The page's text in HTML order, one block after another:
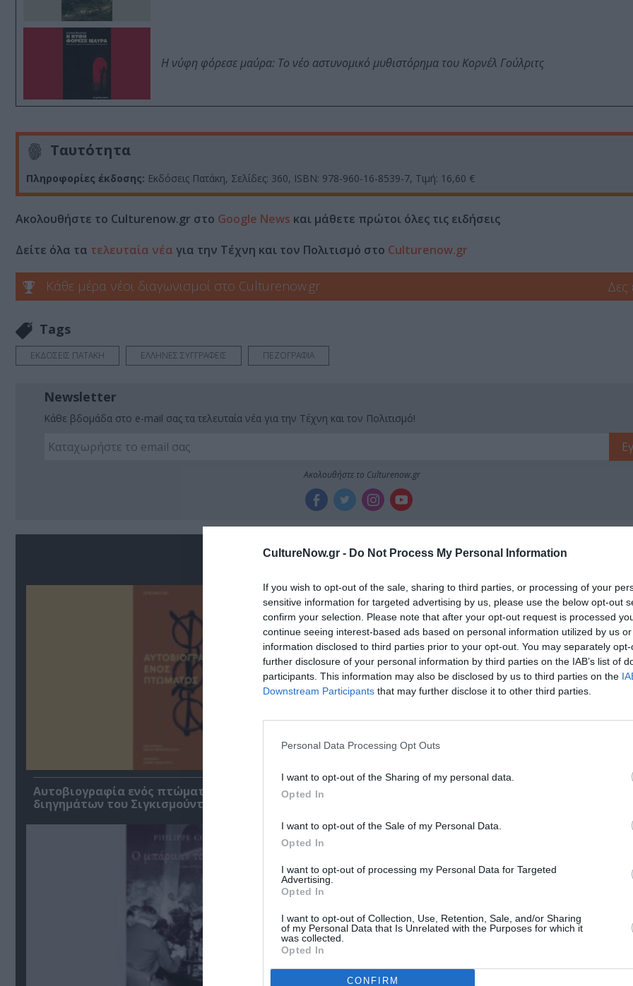
CultureNow.gr - Do Not Process My Personal Information
If you wish to opt-out of the sale, sharing to third parties, or processing of your
sensitive information for targeted advertising by us, please use the below opt-out
confirm your selection. Please note that after your opt-out request is processed
continue seeing interest-based ads based on personal information utilized by us
information disclosed to third parties prior to your opt-out. You may separately
further disclosure of your personal information by third parties on the IAB’s list of
participants. This information may also be disclosed by us to third parties on the
Downstream Participants that may further disclose it to other third parties.
Personal Data Processing Opt Outs
I want to opt-out of the Sharing of my personal data.
Opted In
I want to opt-out of the Sale of my Personal Data.
Opted In
I want to opt-out of processing my Personal Data for Targeted
Advertising.
Opted In
I want to opt-out of Collection, Use, Retention, Sale, and/or Sharing
of my Personal Data that Is Unrelated with the Purposes for which it
was collected.
Opted In
CONFIRM
Η νύφη φόρεσε μαύρα: Το νέο αστυνομικό μυθιστόρημα του Κορνέλ Γούλριτς
Ταυτότητα
Πληροφορίες έκδοσης: Εκδόσεις Πατάκη, Σελίδες: 360, ISBN: 978-960-16-8539-7, Τιμή: 16,60 €
Ακολουθήστε το Culturenow.gr στο Google News και μάθετε πρώτοι όλες τις ειδήσεις
Δείτε όλα τα τελευταία νέα για την Τέχνη και τον Πολιτισμό στο Culturenow.gr
Κάθε μέρα νέοι διαγωνισμοί στο Culturenow.gr
Tags
ΕΚΔΟΣΕΙΣ ΠΑΤΑΚΗ ΕΛΛΗΝΕΣ ΣΥΓΓΡΑΦΕΙΣ ΠΕΖΟΓΡΑΦΙΑ
Newsletter
Κάθε βδομάδα στο e-mail σας τα τελευταία νέα για την Τέχνη και τον Πολιτισμό!
Ακολουθήστε το Culturenow.gr
Σχετικά Άρθρα
Αυτοβιογραφία ενός πτώματος: Μια συλλογή
διηγημάτων του Σιγκισμούντ Κρζιζανόφσκι